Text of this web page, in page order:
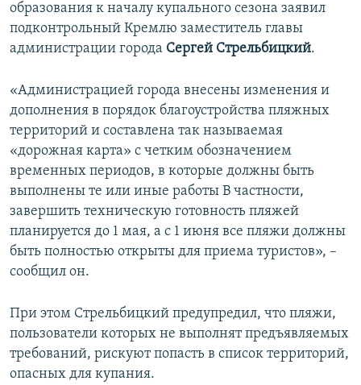
образования к началу купального сезона заявил
подконтрольный Кремлю заместитель главы
администрации города Сергей Стрельбицкий.
«Администрацией города внесены изменения и
дополнения в порядок благоустройства пляжных
территорий и составлена так называемая
«дорожная карта» с четким обозначением
временных периодов, в которые должны быть
выполнены те или иные работы В частности,
завершить техническую готовность пляжей
планируется до 1 мая, а с 1 июня все пляжи должны
быть полностью открыты для приема туристов», –
сообщил он.
При этом Стрельбицкий предупредил, что пляжи,
пользователи которых не выполнят предъявляемых
требований, рискуют попасть в список территорий,
опасных для купания.